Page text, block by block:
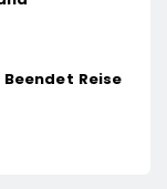
Reise